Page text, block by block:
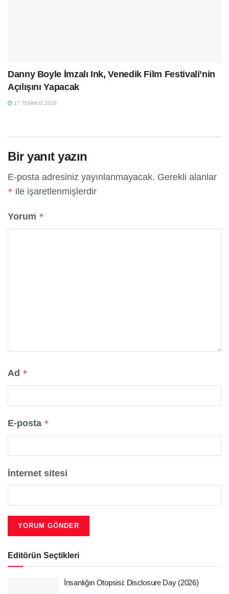
Danny Boyle İmzalı Ink, Venedik Film Festivali’nin
Açılışını Yapacak
17 TEMMUZ 2026
Bir yanıt yazın
E-posta adresiniz yayınlanmayacak. Gerekli alanlar
* ile işaretlenmişlerdir
Yorum *
Ad *
E-posta *
İnternet sitesi
Editörün Seçtikleri
İnsanlığın Otopsisi: Disclosure Day (2026)